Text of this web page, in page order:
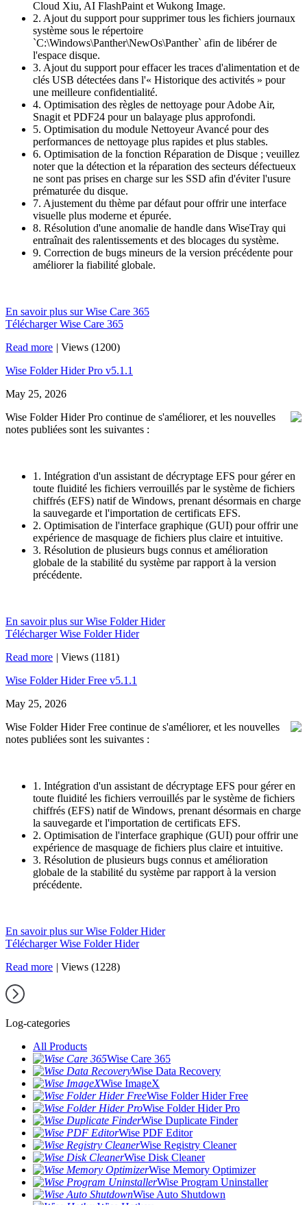
Cloud Xiu, AI FlashPaint et Wukong Image.
2. Ajout du support pour supprimer tous les fichiers journaux
système sous le répertoire
`C:\Windows\Panther\NewOs\Panther` afin de libérer de
l'espace disque.
3. Ajout du support pour effacer les traces d'alimentation et de
clés USB détectées dans l'« Historique des activités » pour
une meilleure confidentialité.
4. Optimisation des règles de nettoyage pour Adobe Air,
Snagit et PDF24 pour un balayage plus approfondi.
5. Optimisation du module Nettoyeur Avancé pour des
performances de nettoyage plus rapides et plus stables.
6. Optimisation de la fonction Réparation de Disque ; veuillez
noter que la détection et la réparation des secteurs défectueux
ne sont pas prises en charge sur les SSD afin d'éviter l'usure
prématurée du disque.
7. Ajustement du thème par défaut pour offrir une interface
visuelle plus moderne et épurée.
8. Résolution d'une anomalie de handle dans WiseTray qui
entraînait des ralentissements et des blocages du système.
9. Correction de bugs mineurs de la version précédente pour
améliorer la fiabilité globale.
En savoir plus sur Wise Care 365
Télécharger Wise Care 365
Read more | Views (1200)
Wise Folder Hider Pro v5.1.1
May 25, 2026
Wise Folder Hider Pro continue de s'améliorer, et les nouvelles
notes publiées sont les suivantes :
1. Intégration d'un assistant de décryptage EFS pour gérer en
toute fluidité les fichiers verrouillés par le système de fichiers
chiffrés (EFS) natif de Windows, prenant désormais en charge
la sauvegarde et l'importation de certificats EFS.
2. Optimisation de l'interface graphique (GUI) pour offrir une
expérience de masquage de fichiers plus claire et intuitive.
3. Résolution de plusieurs bugs connus et amélioration
globale de la stabilité du système par rapport à la version
précédente.
En savoir plus sur Wise Folder Hider
Télécharger Wise Folder Hider
Read more | Views (1181)
Wise Folder Hider Free v5.1.1
May 25, 2026
Wise Folder Hider Free continue de s'améliorer, et les nouvelles
notes publiées sont les suivantes :
1. Intégration d'un assistant de décryptage EFS pour gérer en
toute fluidité les fichiers verrouillés par le système de fichiers
chiffrés (EFS) natif de Windows, prenant désormais en charge
la sauvegarde et l'importation de certificats EFS.
2. Optimisation de l'interface graphique (GUI) pour offrir une
expérience de masquage de fichiers plus claire et intuitive.
3. Résolution de plusieurs bugs connus et amélioration
globale de la stabilité du système par rapport à la version
précédente.
En savoir plus sur Wise Folder Hider
Télécharger Wise Folder Hider
Read more | Views (1228)
Log-categories
All Products
Wise Care 365
Wise Data Recovery
Wise ImageX
Wise Folder Hider Free
Wise Folder Hider Pro
Wise Duplicate Finder
Wise PDF Editor
Wise Registry Cleaner
Wise Disk Cleaner
Wise Memory Optimizer
Wise Program Uninstaller
Wise Auto Shutdown